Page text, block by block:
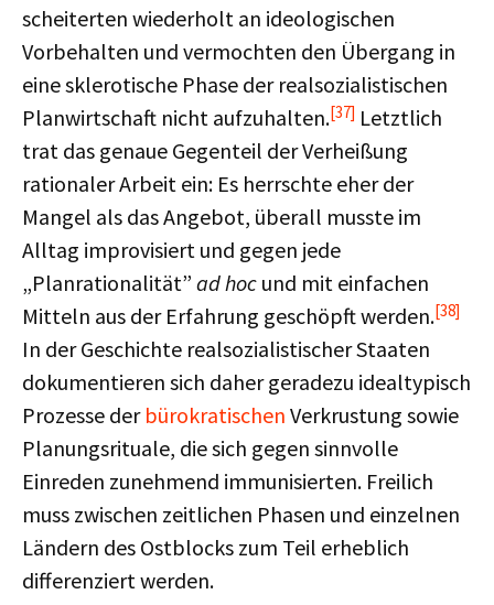
scheiterten wiederholt an ideologischen
Vorbehalten und vermochten den Übergang in
eine sklerotische Phase der realsozialistischen
Planwirtschaft nicht aufzuhalten.[37] Letztlich
trat das genaue Gegenteil der Verheißung
rationaler Arbeit ein: Es herrschte eher der
Mangel als das Angebot, überall musste im
Alltag improvisiert und gegen jede
„Planrationalität” ad hoc und mit einfachen
Mitteln aus der Erfahrung geschöpft werden.[38]
In der Geschichte realsozialistischer Staaten
dokumentieren sich daher geradezu idealtypisch
Prozesse der bürokratischen Verkrustung sowie
Planungsrituale, die sich gegen sinnvolle
Einreden zunehmend immunisierten. Freilich
muss zwischen zeitlichen Phasen und einzelnen
Ländern des Ostblocks zum Teil erheblich
differenziert werden.